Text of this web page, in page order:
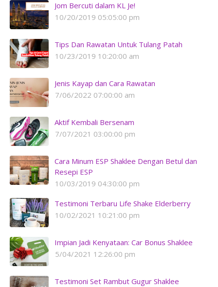
Jom Bercuti dalam KL Je!
10/20/2019 05:05:00 pm
Tips Dan Rawatan Untuk Tulang Patah
10/23/2019 10:20:00 am
Jenis Kayap dan Cara Rawatan
7/06/2022 07:00:00 am
Aktif Kembali Bersenam
7/07/2021 03:00:00 pm
Cara Minum ESP Shaklee Dengan Betul dan
Resepi ESP
10/03/2019 04:30:00 pm
Testimoni Terbaru Life Shake Elderberry
10/02/2021 10:21:00 pm
Impian Jadi Kenyataan: Car Bonus Shaklee
5/04/2021 12:26:00 pm
Testimoni Set Rambut Gugur Shaklee